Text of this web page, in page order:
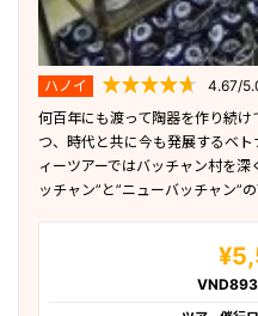
ハノイ
4.67/
何百年にも渡って陶器を作り続
つ、時代と共に今も発展するベ
ィーツアーではバッチャン村を
ッチャン”と”ニューバッチャン”